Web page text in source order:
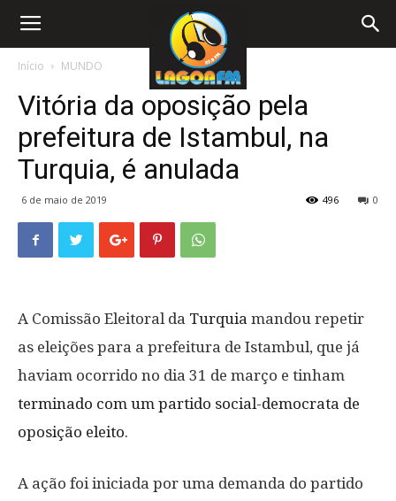
Início MUNDO
Vitória da oposição pela
prefeitura de Istambul, na
Turquia, é anulada
6 de maio de 2019 0
496
A Comissão Eleitoral da Turquia mandou repetir
as eleições para a prefeitura de Istambul, que já
haviam ocorrido no dia 31 de março e tinham
terminado com um partido social-democrata de
oposição eleito.
A ação foi iniciada por uma demanda do partido